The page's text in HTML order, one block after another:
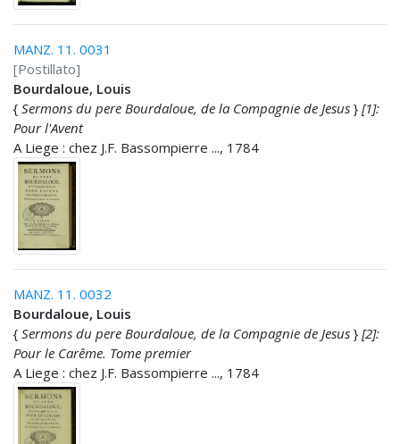
MANZ. 11. 0031
[Postillato]
Bourdaloue, Louis
{ Sermons du pere Bourdaloue, de la Compagnie de Jesus } [1]:
Pour l'Avent
A Liege : chez J.F. Bassompierre ..., 1784
MANZ. 11. 0032
Bourdaloue, Louis
{ Sermons du pere Bourdaloue, de la Compagnie de Jesus } [2]:
Pour le Carême. Tome premier
A Liege : chez J.F. Bassompierre ..., 1784